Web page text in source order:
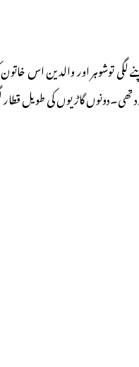
توشوہر اور والدین اس
تھی۔دونوں گاڑیوں کی طویل